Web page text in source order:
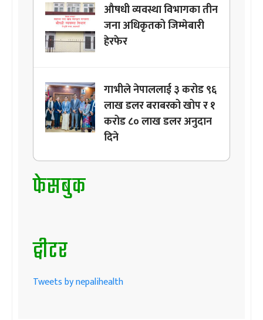
औषधी व्यवस्था विभागका तीन
जना अधिकृतको जिम्मेबारी
हेरफेर
गाभीले नेपाललाई ३ करोड ९६
लाख डलर बराबरको खोप र १
करोड ८० लाख डलर अनुदान
दिने
फेसबुक
ट्वीटर
Tweets by nepalihealth